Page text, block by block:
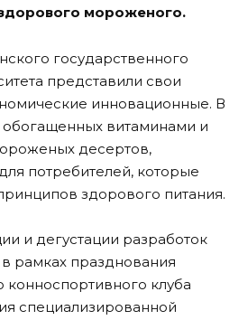
мороженого.
государственного
представили свои
инновационные. В
обогащенных витаминами и
десертов,
потребителей, которые
здорового питания.
и дегустации разработок
рамках празднования
конноспортивного клуба
специализированной